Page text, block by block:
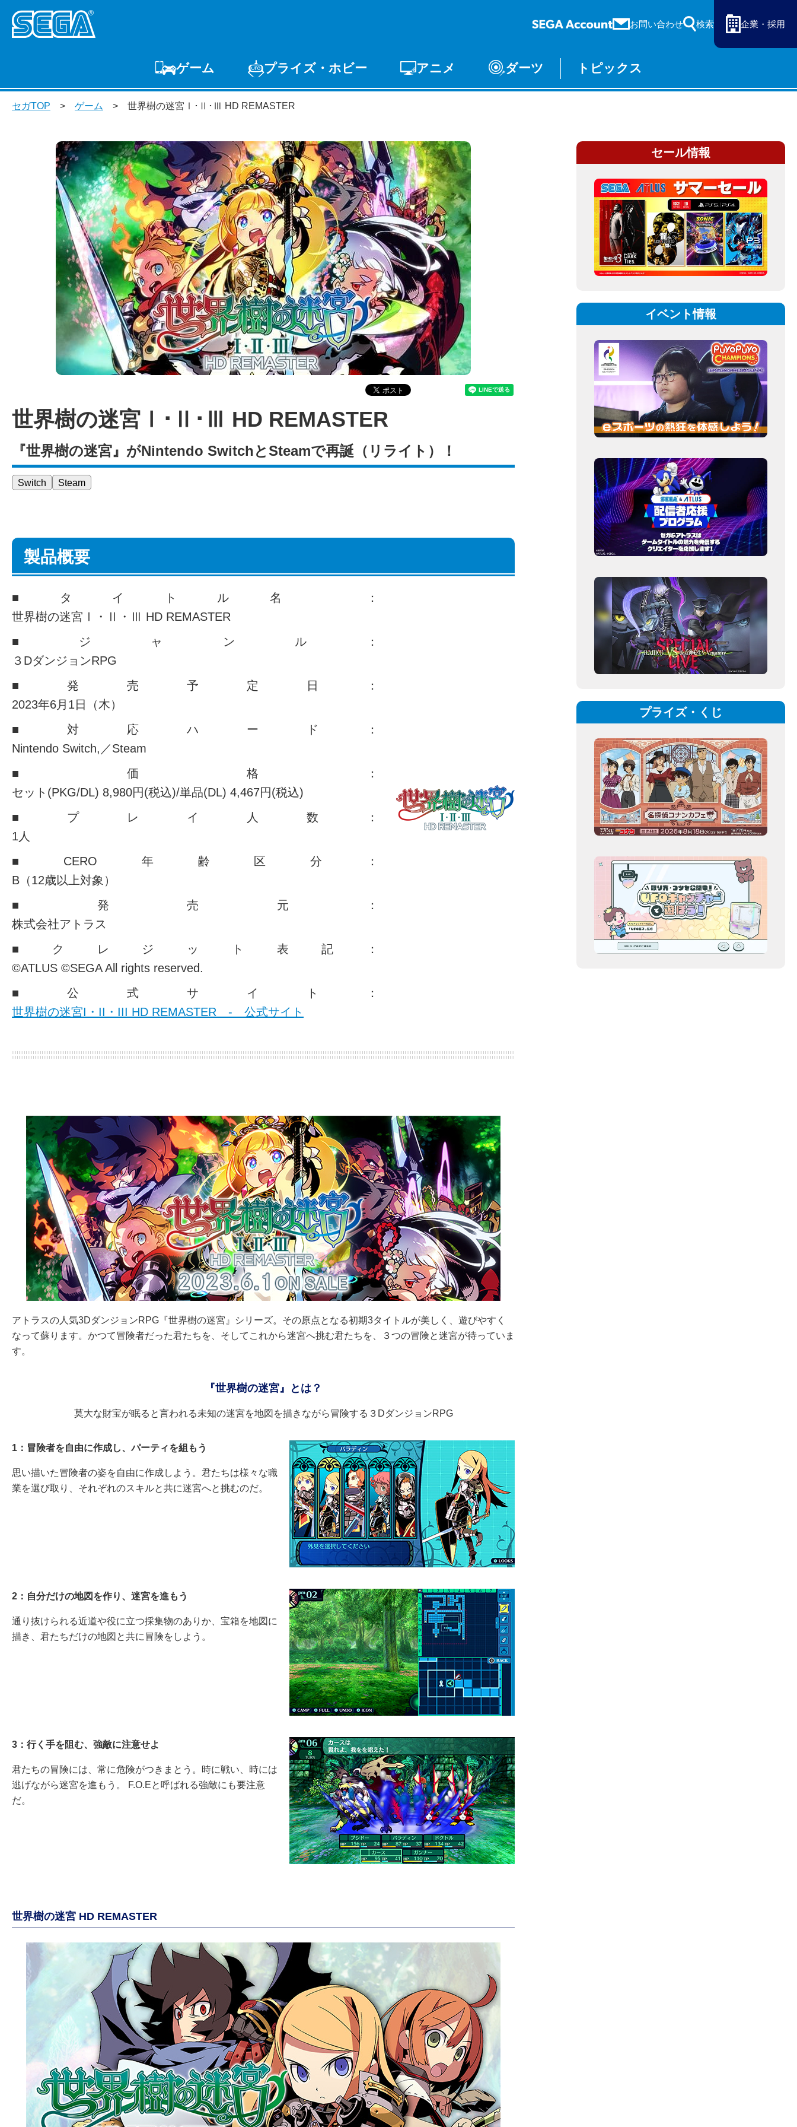
お問い合わせ 検索 企業・採用
ゲーム
ゲームTOP 家庭用ゲーム
プライズ・ホビー
プライズ
アニメ ダーツ トピックス
セガTOP ゲーム 世界樹の迷宮Ⅰ･Ⅱ･Ⅲ HD REMASTER
世界樹の迷宮Ⅰ･Ⅱ･Ⅲ HD REMASTER
『世界樹の迷宮』がNintendo SwitchとSteamで再誕（リライト）！
Switch Steam
製品概要
■タイトル名 ：
世界樹の迷宮Ⅰ・Ⅱ・Ⅲ HD REMASTER
■ジャンル：
３DダンジョンRPG
■発売予定日：
2023年6月1日（木）
■対応ハード：
Nintendo Switch,／Steam
■価格：
セット(PKG/DL) 8,980円(税込)/単品(DL) 4,467円(税込)
■プレイ人数：
1人
■CERO年齢区分：
B（12歳以上対象）
■発売元：
株式会社アトラス
■クレジット表記：
©ATLUS ©SEGA All rights reserved.
■公式サイト：
世界樹の迷宮I・II・III HD REMASTER - 公式サイト
アトラスの人気3DダンジョンRPG『世界樹の迷宮』シリーズ。その原点となる初期3タイトルが美しく、遊びやすく
なって蘇ります。かつて冒険者だった君たちを、そしてこれから迷宮へ挑む君たちを、３つの冒険と迷宮が待っていま
す。
『世界樹の迷宮』とは？
莫大な財宝が眠ると言われる未知の迷宮を地図を描きながら冒険する３DダンジョンRPG
1：冒険者を自由に作成し、パーティを組もう
思い描いた冒険者の姿を自由に作成しよう。君たちは様々な職
業を選び取り、それぞれのスキルと共に迷宮へと挑むのだ。
2：自分だけの地図を作り、迷宮を進もう
通り抜けられる近道や役に立つ採集物のありか、宝箱を地図に
描き、君たちだけの地図と共に冒険をしよう。
3：行く手を阻む、強敵に注意せよ
君たちの冒険には、常に危険がつきまとう。時に戦い、時には
逃げながら迷宮を進もう。 F.O.Eと呼ばれる強敵にも要注意
だ。
世界樹の迷宮 HD REMASTER
セール情報
イベント情報
プライズ・くじ